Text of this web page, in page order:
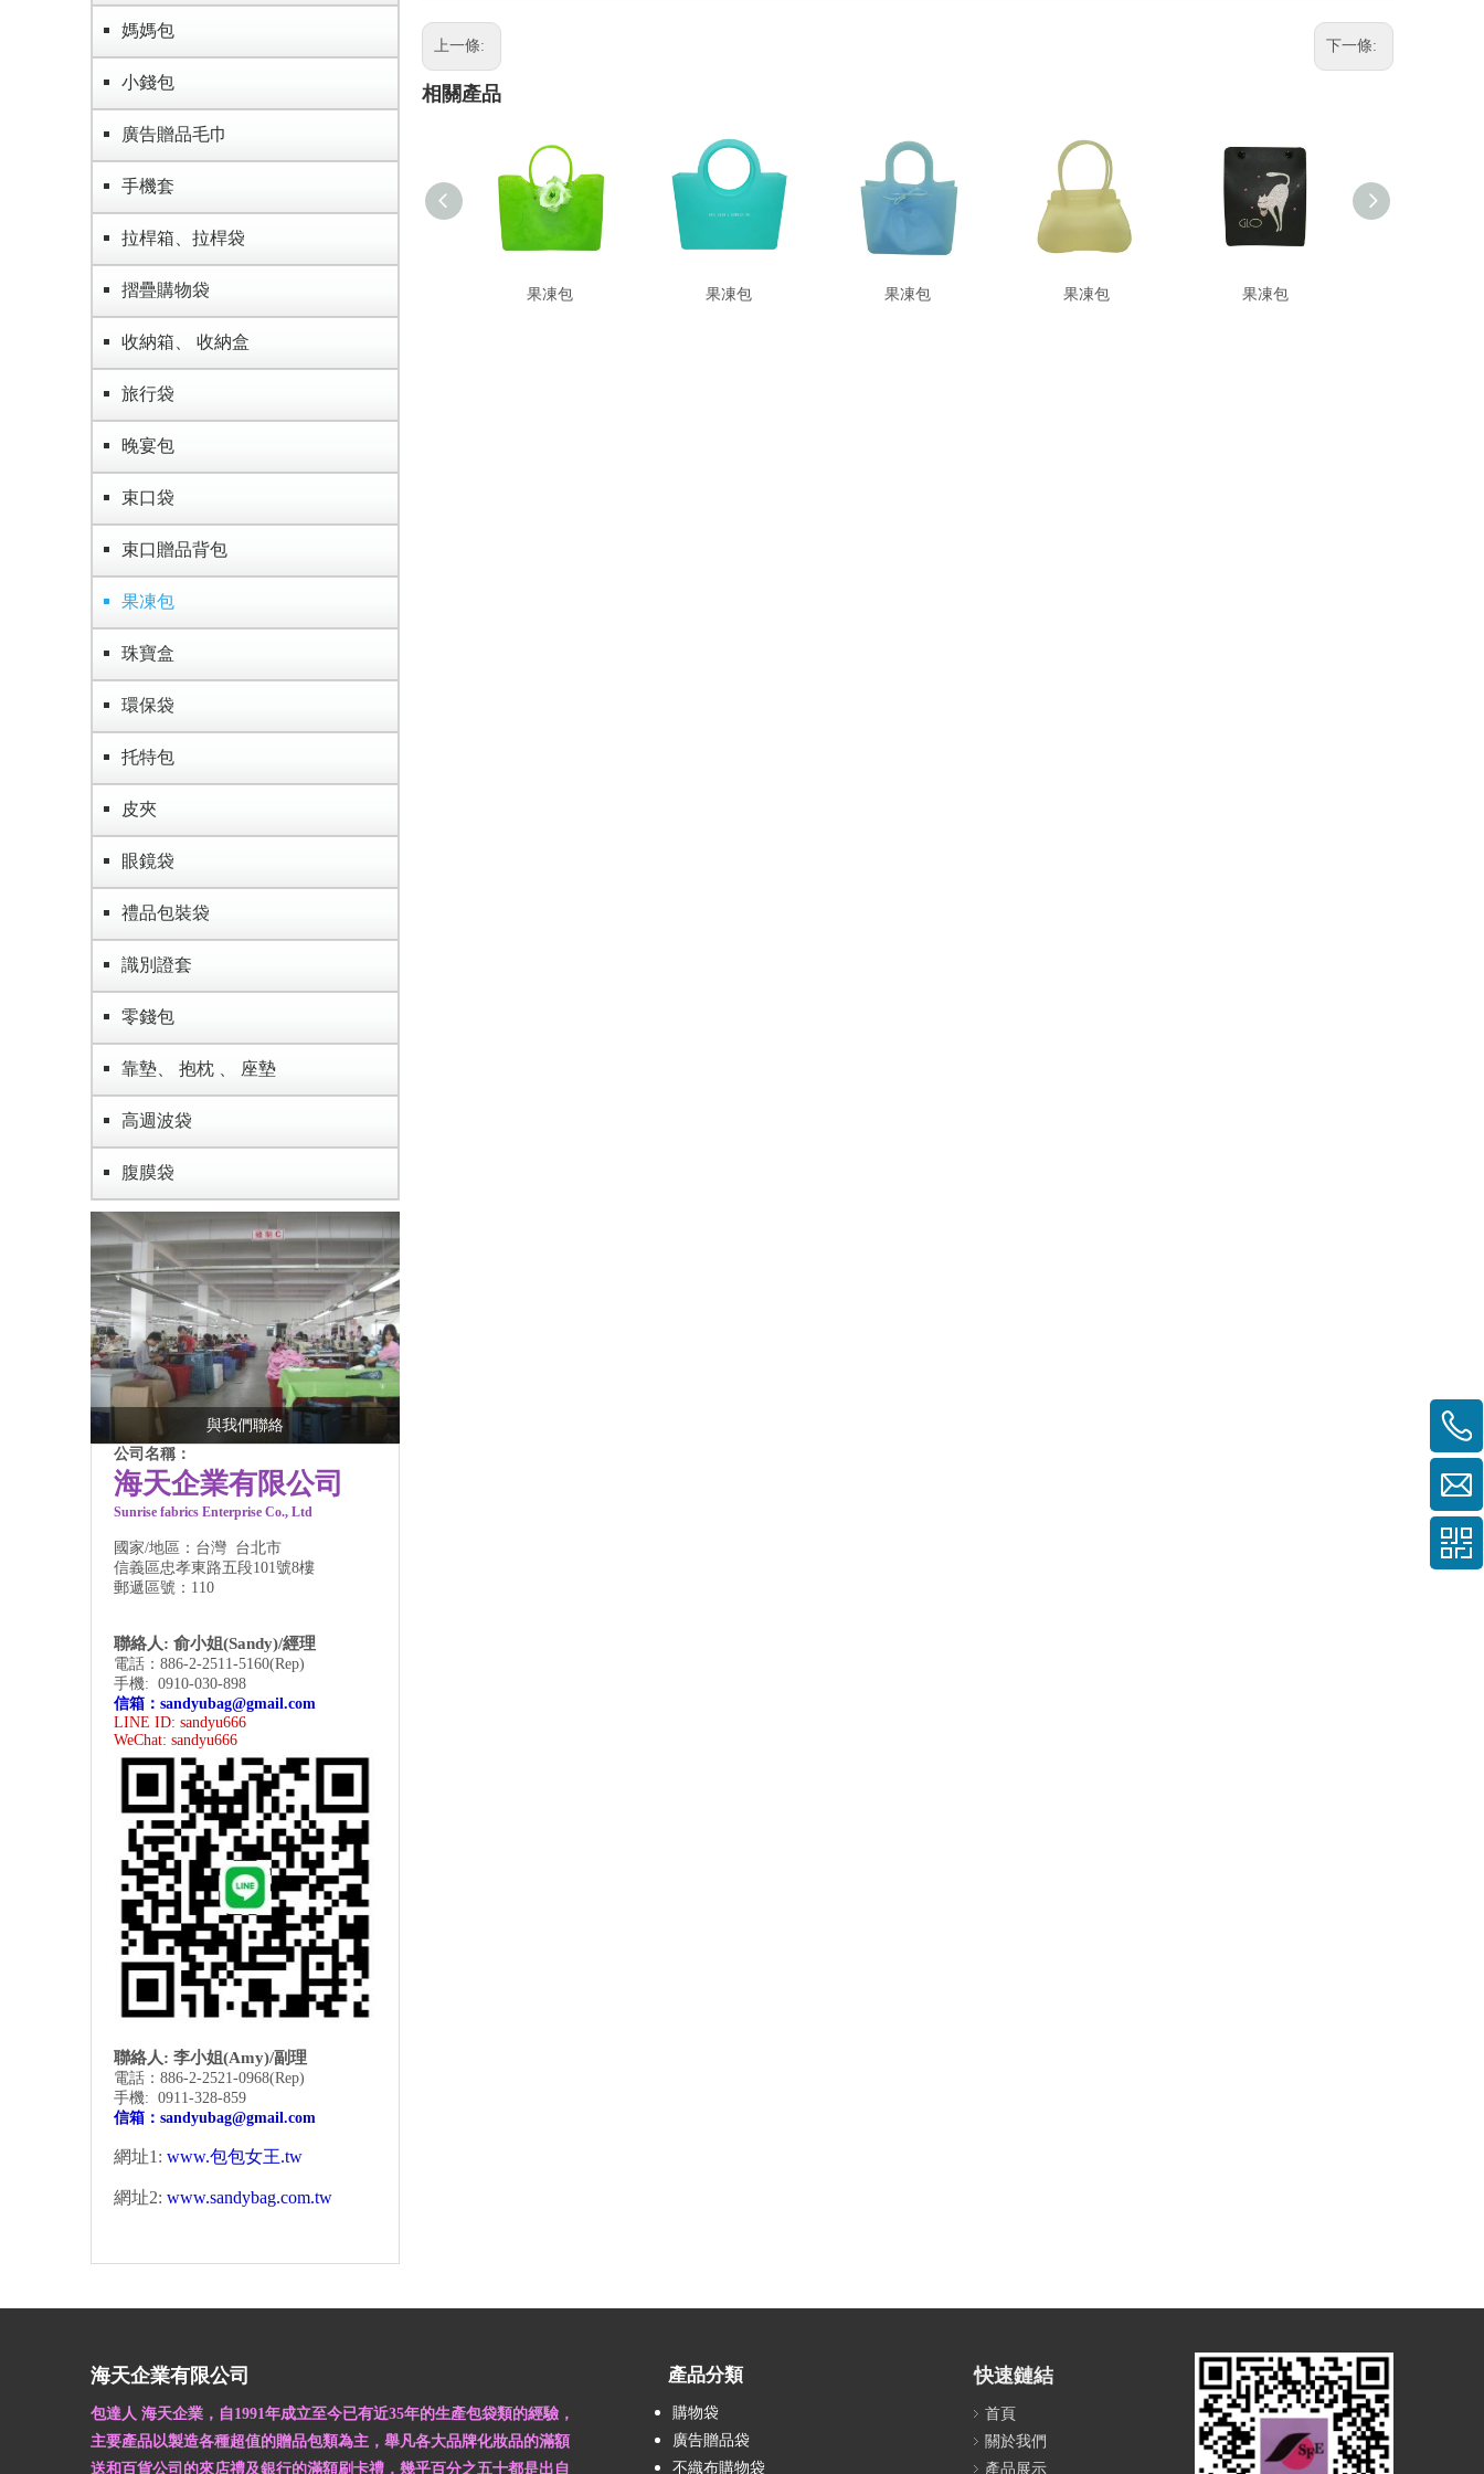
媽媽包
小錢包
廣告贈品毛巾
手機套
拉桿箱、拉桿袋
摺疊購物袋
收納箱、 收納盒
旅行袋
晚宴包
束口袋
束口贈品背包
果凍包
珠寶盒
環保袋
托特包
皮夾
眼鏡袋
禮品包裝袋
識別證套
零錢包
靠墊、 抱枕 、 座墊
高週波袋
腹膜袋
與我們聯絡
公司名稱：
海天企業有限公司
Sunrise fabrics Enterprise Co., Ltd
國家/地區：台灣 台北市
信義區忠孝東路五段101號8樓
郵遞區號：110
聯絡人: 俞小姐(Sandy)/經理
電話：886-2-2511-5160(Rep)
手機: 0910-030-898
信箱： sandyubag@gmail.com
LINE ID: sandyu666
WeChat: sandyu666
聯絡人: 李小姐(Amy)/副理
電話：886-2-2521-0968(Rep)
手機: 0911-328-859
信箱： sandyubag@gmail.com
網址1: www.包包女王.tw
網址2: www.sandybag.com.tw
上一條: 下一條:
相關產品
果凍包 果凍包 果凍包 果凍包 果凍包
海天企業有限公司
包達人 海天企業，自1991年成立至今已有近35年的生產包袋類的經驗，
主要產品以製造各種超值的贈品包類為主，舉凡各大品牌化妝品的滿額
送和百貨公司的來店禮及銀行的滿額刷卡禮，幾乎百分之五十都是出自
產品分類
購物袋
廣告贈品袋
不織布購物袋
快速鏈結
首頁
關於我們
產品展示